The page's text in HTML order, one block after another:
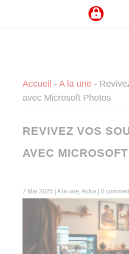
Accueil - A la une -
avec Microsoft Photos
REVIVEZ VOS
AVEC
7 Mai 2025 A la une, Actus| 0
Panneau de gestion des cookies